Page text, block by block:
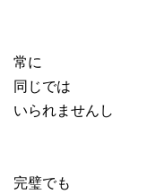
常に
同じでは
いられませんし
完璧でも